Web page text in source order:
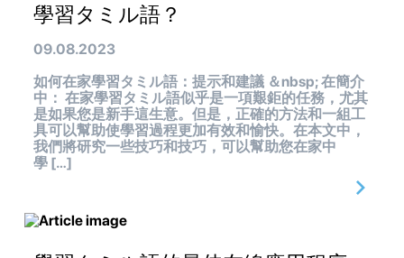
學習タミル語？
09.08.2023
如何在家學習タミル語：提示和建議 ＆nbsp; 在簡介
中： 在家學習タミル語似乎是一項艱鉅的任務，尤其
是如果您是新手這生意。但是，正確的方法和一組工
具可以幫助使學習過程更加有效和愉快。在本文中，
我們將研究一些技巧和技巧，可以幫助您在家中
學 […]